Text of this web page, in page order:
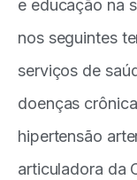
e educação na
nos seguintes
serviços de
doenças
hipertensão
articuladora da